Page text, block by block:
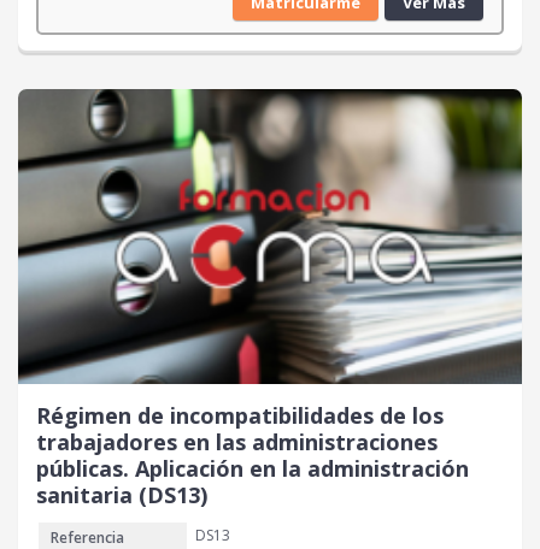
Régimen de incompatibilidades de los
trabajadores en las administraciones
públicas. Aplicación en la administración
sanitaria (DS13)
Referencia
DS13